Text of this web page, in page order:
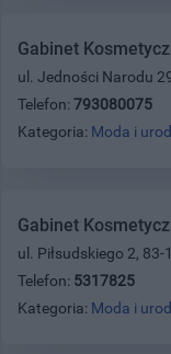
Gabinet
ul. Jedności Narodu
Telefon: 793080075
Kategoria: Moda i
Gabinet
ul. Piłsudskiego 2, 83-
Telefon: 5317825
Kategoria: Moda i